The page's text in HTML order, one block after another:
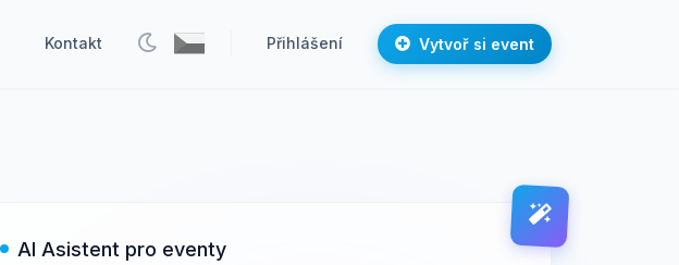
Kontakt Přihlášení Vytvoř si event
AI Asistent pro eventy